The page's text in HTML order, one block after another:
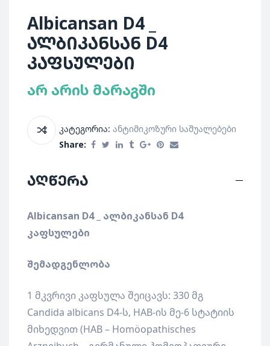
Albicansan D4 _
ალბიკანსან D4
კაფსულები
არ არის მარაგში
კატეგორია: Ანტიმიკოზური Საშუალებები
Share:
აღწერა
Albicansan D4 _ ალბიკანსან D4
კაფსულები
შემადგენლობა
1 მკვრივი კაფსულა შეიცავს: 330 მგ
Candida albicans D4-ს, HAB-ის მე-6 სტატიის
მიხედვით (HAB – Homöopathisches